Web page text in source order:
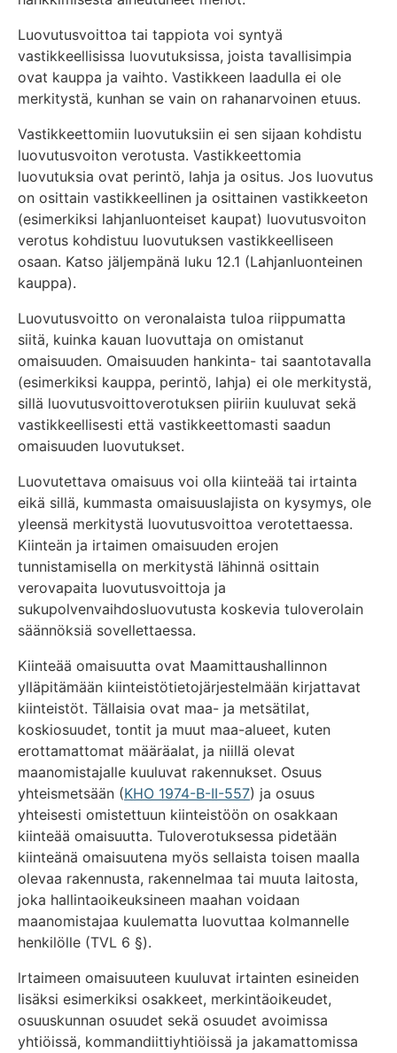
Luovutusvoittoa tai tappiota voi syntyä
vastikkeellisissa luovutuksissa, joista tavallisimpia
ovat kauppa ja vaihto. Vastikkeen laadulla ei ole
merkitystä, kunhan se vain on rahanarvoinen etuus.
Vastikkeettomiin luovutuksiin ei sen sijaan kohdistu
luovutusvoiton verotusta. Vastikkeettomia
luovutuksia ovat perintö, lahja ja ositus. Jos luovutus
on osittain vastikkeellinen ja osittainen vastikkeeton
(esimerkiksi lahjanluonteiset kaupat) luovutusvoiton
verotus kohdistuu luovutuksen vastikkeelliseen
osaan. Katso jäljempänä luku 12.1 (Lahjanluonteinen
kauppa).
Luovutusvoitto on veronalaista tuloa riippumatta
siitä, kuinka kauan luovuttaja on omistanut
omaisuuden. Omaisuuden hankinta- tai saantotavalla
(esimerkiksi kauppa, perintö, lahja) ei ole merkitystä,
sillä luovutusvoittoverotuksen piiriin kuuluvat sekä
vastikkeellisesti että vastikkeettomasti saadun
omaisuuden luovutukset.
Luovutettava omaisuus voi olla kiinteää tai irtainta
eikä sillä, kummasta omaisuuslajista on kysymys, ole
yleensä merkitystä luovutusvoittoa verotettaessa.
Kiinteän ja irtaimen omaisuuden erojen
tunnistamisella on merkitystä lähinnä osittain
verovapaita luovutusvoittoja ja
sukupolvenvaihdosluovutusta koskevia tuloverolain
säännöksiä sovellettaessa.
Kiinteää omaisuutta ovat Maamittaushallinnon
ylläpitämään kiinteistötietojärjestelmään kirjattavat
kiinteistöt. Tällaisia ovat maa- ja metsätilat,
koskiosuudet, tontit ja muut maa-alueet, kuten
erottamattomat määräalat, ja niillä olevat
maanomistajalle kuuluvat rakennukset. Osuus
yhteismetsään (KHO 1974-B-II-557) ja osuus
yhteisesti omistettuun kiinteistöön on osakkaan
kiinteää omaisuutta. Tuloverotuksessa pidetään
kiinteänä omaisuutena myös sellaista toisen maalla
olevaa rakennusta, rakennelmaa tai muuta laitosta,
joka hallintaoikeuksineen maahan voidaan
maanomistajaa kuulematta luovuttaa kolmannelle
henkilölle (TVL 6 §).
lrtaimeen omaisuuteen kuuluvat irtainten esineiden
lisäksi esimerkiksi osakkeet, merkintäoikeudet,
osuuskunnan osuudet sekä osuudet avoimissa
yhtiöissä, kommandiittiyhtiöissä ja jakamattomissa